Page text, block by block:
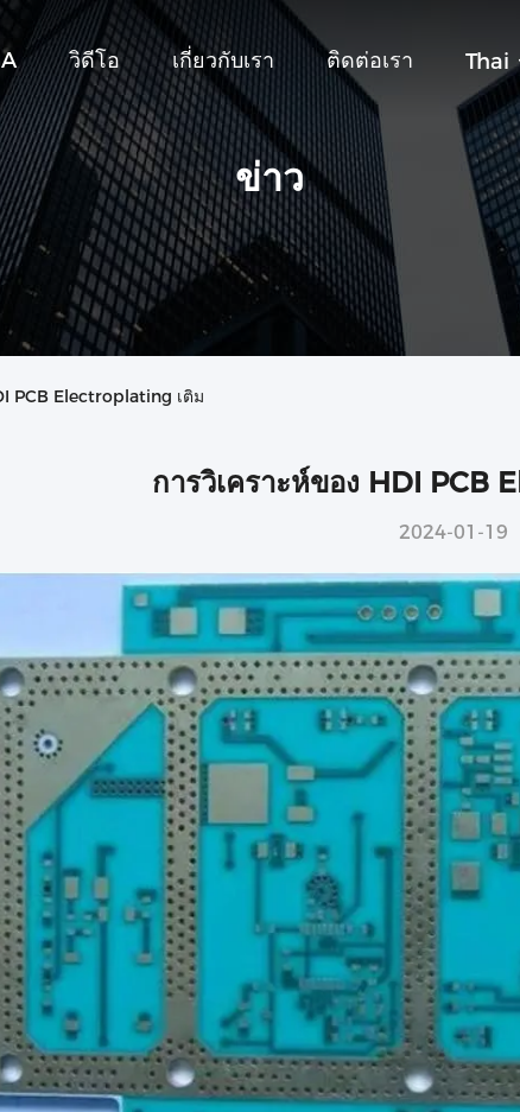
วิดีโอ เกี่ยวกับเรา ติดต่อเรา Thai
ข่าว
PCB Electroplating เติม
การวิเคราะห์ของ HDI PCB
2024-01-19